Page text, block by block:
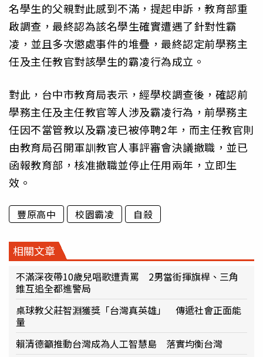
名學生的父親對此感到不滿，提起申訴，教育部重
啟調查，最終認為該名學生確實遭遇了針對性霸
凌，並且多次懲處事件的堆疊，最終認定前學務主
任及主任教官對該學生的霸凌行為成立。
對此，台中市教育局表示，經學校調查後，確認前
學務主任及主任教官等人涉及霸凌行為，前學務主
任因不當管教以及霸凌已被停聘2年，而主任教官則
由教育局召開軍訓教官人事評審會決議撤職，並已
函報教育部，核准撤職並停止任用兩年，立即生
效。
豐原高中 校園霸凌 自殺
相關文章
不滿深夜帶10歲兒唱歌遭責罵 2男當街揮旗桿、三角
錐互追全都進警局
桌球教父莊智淵獲獎「台灣真英雄」 傳遞社會正面能
量
賴清德籲推動台灣成為人工智慧島 落實均衡台灣